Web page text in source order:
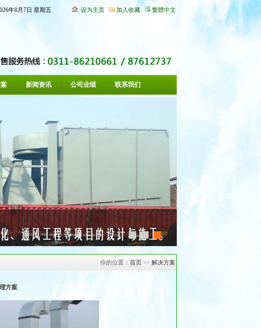
年8月7日 星期五 设为主页 加入收藏 繁體中文
新闻资讯 公司业绩 联系我们
你的位置： 首页 >> 解决方案
方案